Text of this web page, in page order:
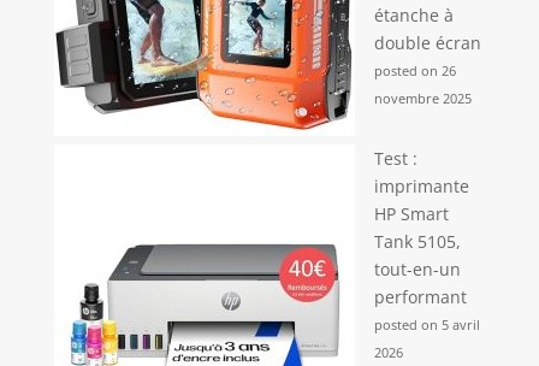
étanche à
double écran
posted on 26
novembre 2025
Test :
imprimante
HP Smart
Tank 5105,
tout-en-un
performant
posted on 5 avril
2026